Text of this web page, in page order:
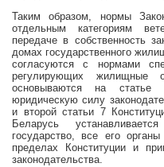
Таким образом, нормы
отдельным категориям
передаче в собственность
домах государственного
согласуются с нормами
регулирующих
основываются на статье
юридическую силу
и второй статьи 7
Беларусь
государство, все его
пределах Конституции и
законодательства.